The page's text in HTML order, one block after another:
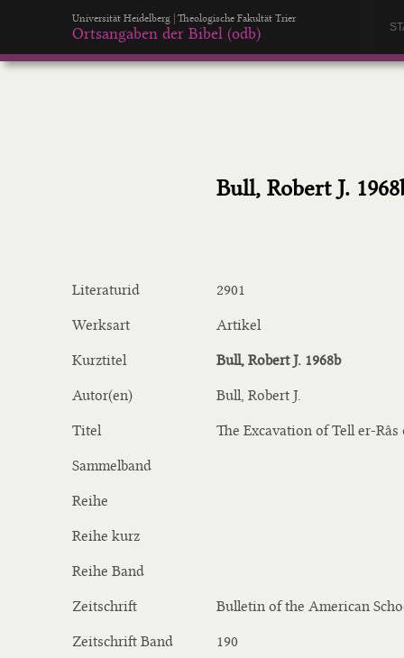
Universität Heidelberg | Theologische Fakultät Trier
Ortsangaben der Bibel (odb)
Bull, Robert J.
Literaturid 2901
Werksart Artikel
Kurztitel Bull, Robert J. 1968b
Autor(en) Bull, Robert J.
Titel The Excavation of Tell er-
Sammelband
Reihe
Reihe kurz
Reihe Band
Zeitschrift Bulletin of the American
Zeitschrift Band 190